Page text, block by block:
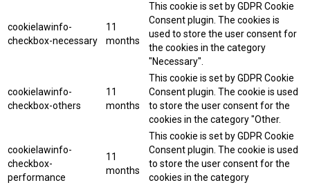
cookielawinfo-
checkbox-necessary
11
months
This cookie is set by GDPR Cookie
Consent plugin. The cookies is
used to store the user consent for
the cookies in the category
"Necessary".
cookielawinfo-
checkbox-others
11
months
This cookie is set by GDPR Cookie
Consent plugin. The cookie is used
to store the user consent for the
cookies in the category "Other.
cookielawinfo-
checkbox-
performance
11
months
This cookie is set by GDPR Cookie
Consent plugin. The cookie is used
to store the user consent for the
cookies in the category